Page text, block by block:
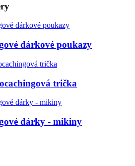
dárkové poukazy
trička
dárky - mikiny